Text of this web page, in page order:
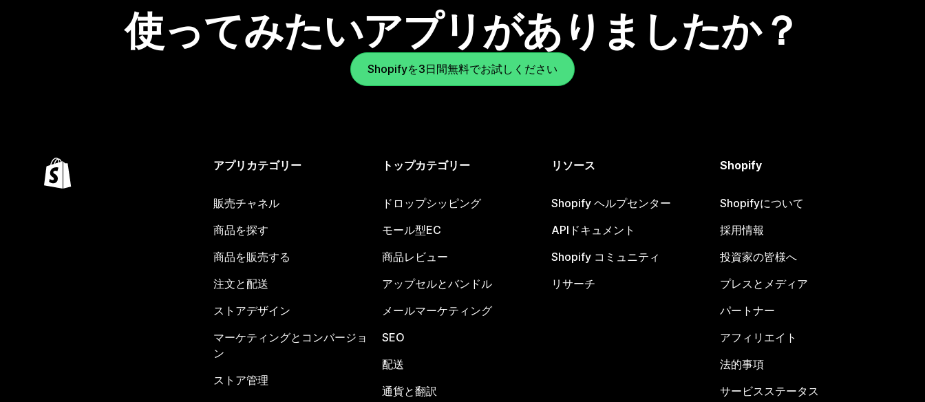
使ってみたいアプリがありましたか？
Shopifyを3日間無料でお試しください
アプリカテゴリー
販売チャネル
商品を探す
商品を販売する
注文と配送
ストアデザイン
マーケティングとコンバージョ
ン
ストア管理
トップカテゴリー
ドロップシッピング
モール型EC
商品レビュー
アップセルとバンドル
メールマーケティング
SEO
配送
通貨と翻訳
リソース
Shopify ヘルプセンター
APIドキュメント
Shopify コミュニティ
リサーチ
Shopify
Shopifyについて
採用情報
投資家の皆様へ
プレスとメディア
パートナー
アフィリエイト
法的事項
サービスステータス